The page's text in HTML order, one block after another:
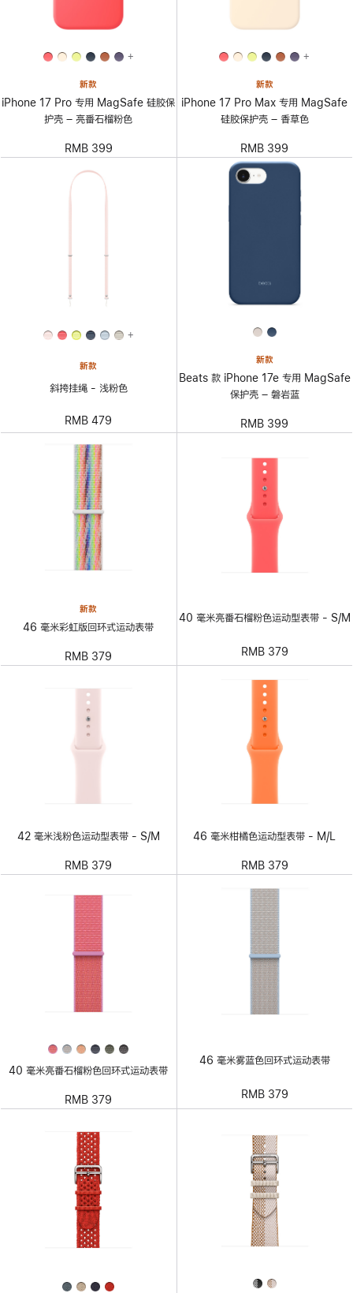
+
新款
iPhone 17 Pro 专用 MagSafe 硅胶保
护壳 – 亮番石榴粉色
RMB 399
+
新款
iPhone 17 Pro Max 专用 MagSafe
硅胶保护壳 – 香草色
RMB 399
+
新款
斜挎挂绳 - 浅粉色
RMB 479
新款
Beats 款 iPhone 17e 专用 MagSafe
保护壳 – 磐岩蓝
RMB 399
新款
46 毫米彩虹版回环式运动表带
RMB 379
40 毫米亮番石榴粉色运动型表带 - S/M
RMB 379
42 毫米浅粉色运动型表带 - S/M
RMB 379
46 毫米柑橘色运动型表带 - M/L
RMB 379
40 毫米亮番石榴粉色回环式运动表带
RMB 379
46 毫米雾蓝色回环式运动表带
RMB 379